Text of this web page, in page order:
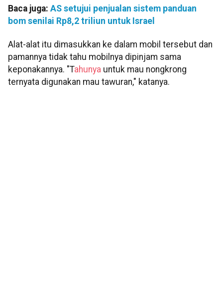
Baca juga: AS setujui penjualan sistem panduan
bom senilai Rp8,2 triliun untuk Israel
Alat-alat itu dimasukkan ke dalam mobil tersebut dan
pamannya tidak tahu mobilnya dipinjam sama
keponakannya. "Tahunya untuk mau nongkrong
ternyata digunakan mau tawuran," katanya.